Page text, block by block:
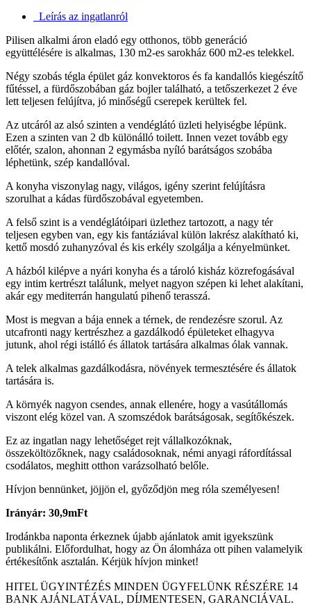
Leírás az ingatlanról
Pilisen alkalmi áron eladó egy otthonos, több generáció
együttélésére is alkalmas, 130 m2-es sarokház 600 m2-es telekkel.
Négy szobás tégla épület gáz konvektoros és fa kandallós kiegészítő
fűtéssel, a fürdőszobában gáz bojler található, a tetőszerkezet 2 éve
lett teljesen felújítva, jó minőségű cserepek kerültek fel.
Az utcáról az alsó szinten a vendéglátó üzleti helyiségbe lépünk.
Ezen a szinten van 2 db különálló toilett. Innen vezet tovább egy
előtér, szalon, ahonnan 2 egymásba nyíló barátságos szobába
léphetünk, szép kandallóval.
A konyha viszonylag nagy, világos, igény szerint felújításra
szorulhat a kádas fürdőszobával egyetemben.
A felső szint is a vendéglátóipari üzlethez tartozott, a nagy tér
teljesen egyben van, egy kis fantáziával külön lakrész alakítható ki,
kettő mosdó zuhanyzóval és kis erkély szolgálja a kényelmünket.
A házból kilépve a nyári konyha és a tároló kisház közrefogásával
egy intim kertrészt találunk, melyet nagyon szépen ki lehet alakítani,
akár egy mediterrán hangulatú pihenő terasszá.
Most is megvan a bája ennek a térnek, de rendezésre szorul. Az
utcafronti nagy kertrészhez a gazdálkodó épületeket elhagyva
jutunk, ahol régi istálló és állatok tartására alkalmas ólak vannak.
A telek alkalmas gazdálkodásra, növények termesztésére és állatok
tartására is.
A környék nagyon csendes, annak ellenére, hogy a vasútállomás
viszont elég közel van. A szomszédok barátságosak, segítőkészek.
Ez az ingatlan nagy lehetőséget rejt vállalkozóknak,
összeköltözőknek, nagy családosoknak, némi anyagi ráfordítással
csodálatos, meghitt otthon varázsolható belőle.
Hívjon bennünket, jöjjön el, győződjön meg róla személyesen!
Irányár: 30,9mFt
Irodánkba naponta érkeznek újabb ajánlatok amit igyekszünk
publikálni. Előfordulhat, hogy az Ön álomháza ott pihen valamelyik
értékesítőnk asztalán. Kérjük hívjon minket!
HITEL ÜGYINTÉZÉS MINDEN ÜGYFELÜNK RÉSZÉRE 14
BANK AJÁNLATÁVAL, DÍJMENTESEN, GARANCIÁVAL.